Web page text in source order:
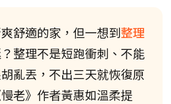
舒適的家，但一想到整理
整理不是短跑衝刺、不能
亂丟，不出三天就恢復原
老》作者黃惠如溫柔提